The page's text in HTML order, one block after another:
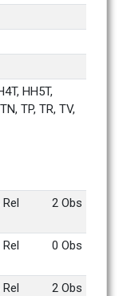
HH5T,
TP, TR, TV,
Rel 2 Obs
Rel 0 Obs
Rel 2 Obs